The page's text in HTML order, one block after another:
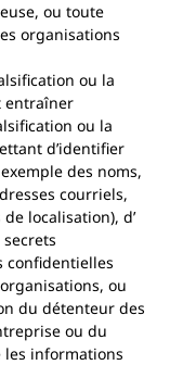
ou toute
organisations
ou la
entraîner
ou la
d’identifier
des noms,
courriels,
localisation), d’
confidentielles
ou
du détenteur des
ou du
informations